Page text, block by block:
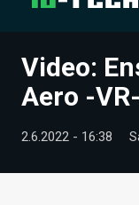
UUTISET
Video:
Aero -
2.6.2022 - 16:38